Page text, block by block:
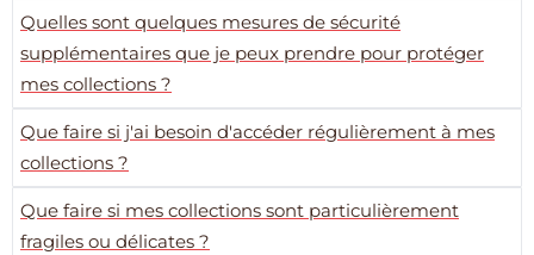
Quelles sont quelques mesures de sécurité
supplémentaires que je peux prendre pour protéger
mes collections ?
Que faire si j'ai besoin d'accéder régulièrement à mes
collections ?
Que faire si mes collections sont particulièrement
fragiles ou délicates ?